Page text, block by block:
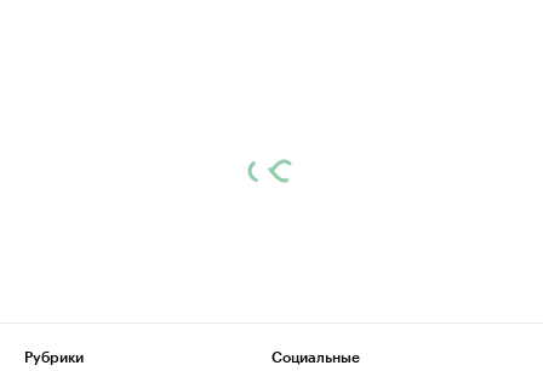
Рубрики
Социальные